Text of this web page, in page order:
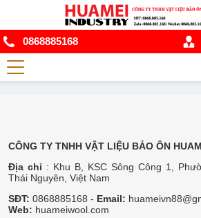
0868885168
CÔNG TY TNHH VẬT LIỆU BẢO ÔN
Địa chỉ : Khu B, KSC Sông Công 1,
Thái Nguyên, Việt Nam
SĐT: 0868885168 - Email:
Web: huameiwool.com